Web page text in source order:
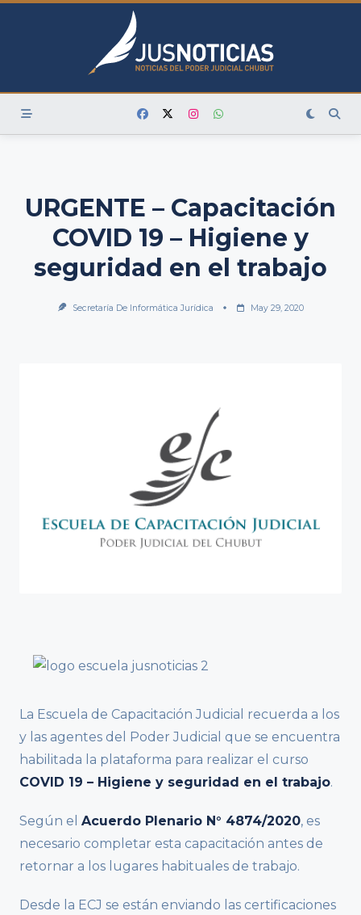
Skip
URGENTE – Capacitación
COVID 19 – Higiene y
seguridad en el trabajo
Secretaría De Informática Jurídica May 29, 2020
La Escuela de Capacitación Judicial recuerda a los
y las agentes del Poder Judicial que se encuentra
habilitada la plataforma para realizar el curso
COVID 19 – Higiene y seguridad en el trabajo.
Según el Acuerdo Plenario N° 4874/2020, es
necesario completar esta capacitación antes de
retornar a los lugares habituales de trabajo.
Desde la ECJ se están enviando las certificaciones